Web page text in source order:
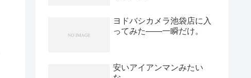
ヨドバシカメラ池袋店に入
ってみた――一瞬だけ。
安いアイアンマンみたい